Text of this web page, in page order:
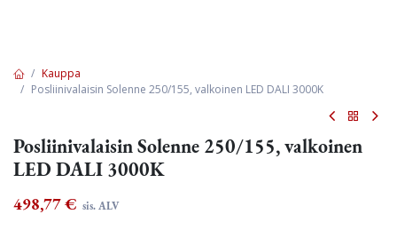
Kauppa
Posliinivalaisin Solenne 250/155, valkoinen LED DALI 3000K
Posliinivalaisin Solenne 250/155, valkoinen
LED DALI 3000K
498,77€ sis. ALV